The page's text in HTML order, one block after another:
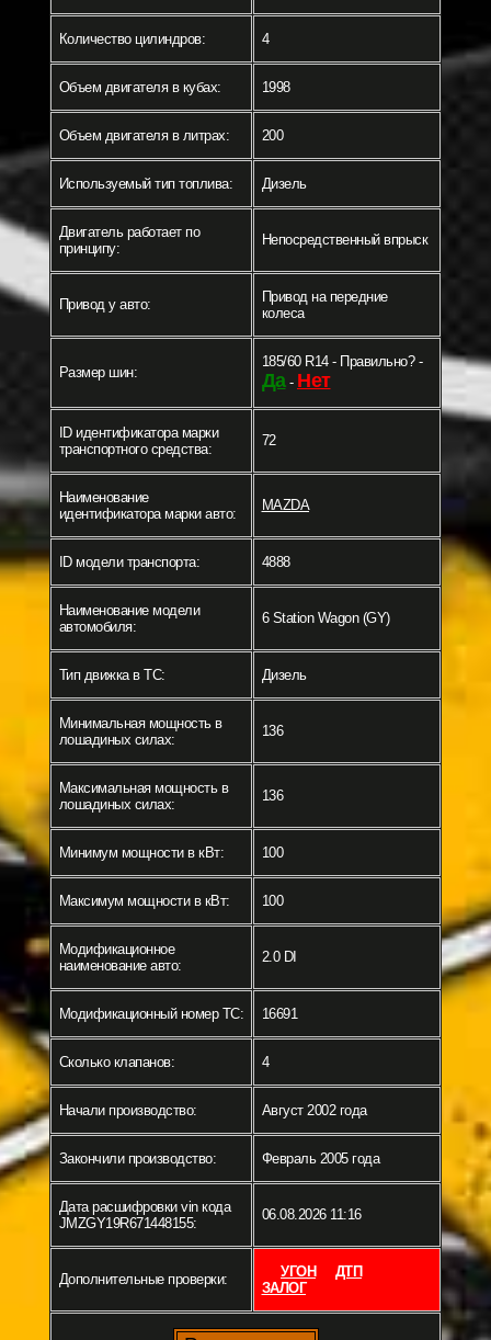
Количество цилиндров: 4
Объем двигателя в кубах: 1998
Объем двигателя в литрах: 200
Используемый тип топлива: Дизель
Двигатель работает по
принципу:
Непосредственный впрыск
Привод у авто:
Привод на передние
колеса
Размер шин:
185/60 R14 - Правильно? -
Да- Нет
ID идентификатора марки
транспортного средства:
72
Наименование
идентификатора марки авто:
MAZDA
ID модели транспорта: 4888
Наименование модели
автомобиля:
6 Station Wagon (GY)
Тип движка в ТС: Дизель
Минимальная мощность в
лошадиных силах:
136
Максимальная мощность в
лошадиных силах:
136
Минимум мощности в кВт: 100
Максимум мощности в кВт: 100
Модификационное
наименование авто:
2.0 DI
Модификационный номер ТС: 16691
Сколько клапанов: 4
Начали производство: Август 2002 года
Закончили производство: Февраль 2005 года
Дата расшифровки vin кода
JMZGY19R671448155:
06.08.2026 11:16
Дополнительные проверки: УГОН
ДТП
ЗАЛОГ